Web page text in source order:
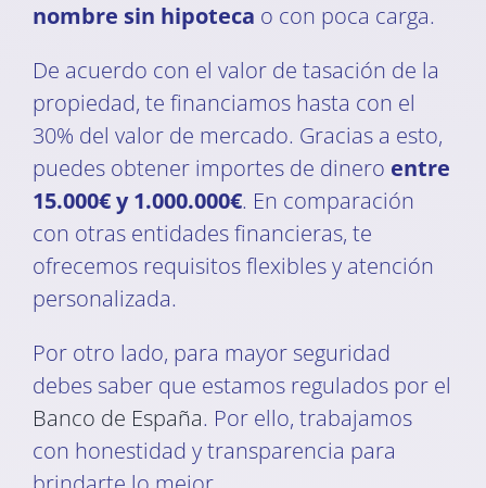
nombre sin hipoteca o con poca carga.
De acuerdo con el valor de tasación de la
propiedad, te financiamos hasta con el
30% del valor de mercado. Gracias a esto,
puedes obtener importes de dinero entre
15.000€ y 1.000.000€. En comparación
con otras entidades financieras, te
ofrecemos requisitos flexibles y atención
personalizada.
Por otro lado, para mayor seguridad
debes saber que estamos regulados por el
Banco de España. Por ello, trabajamos
con honestidad y transparencia para